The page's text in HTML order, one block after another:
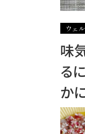
ウェ
味
る
かに